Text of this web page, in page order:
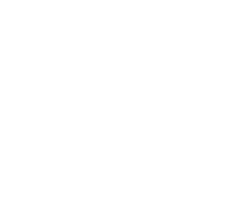
ห้เห็นว่าโมเดลการทำงาน
คต”
ย (TIJ) กล่าวในโอกาส